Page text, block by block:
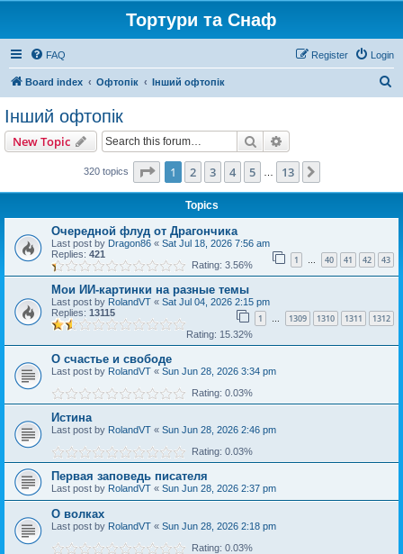
Тортури та Снаф
FAQ Login
Register
Board index Офтопік Інший офтопік
Інший офтопік
New Topic Search
320 topics Page 1of 13
1 2 3 4 5 13
Topics
Очередной флуд от Драгончика
Last post by Dragon86 « Sat Jul 18, 2026 7:56 am
Replies: 421 1 … 40 41 42 43
Rating: 3.56%
Мои ИИ-картинки на разные темы
Last post by RolandVT « Sat Jul 04, 2026 2:15 pm
Replies: 13115 1 … 1309 1310 1311 1312
Rating: 15.32%
О счастье и свободе
Last post by RolandVT « Sun Jun 28, 2026 3:34 pm
Rating: 0.03%
Истина
Last post by RolandVT « Sun Jun 28, 2026 2:46 pm
Rating: 0.03%
Первая заповедь писателя
Last post by RolandVT « Sun Jun 28, 2026 2:37 pm
О волках
Last post by RolandVT « Sun Jun 28, 2026 2:18 pm
Rating: 0.03%